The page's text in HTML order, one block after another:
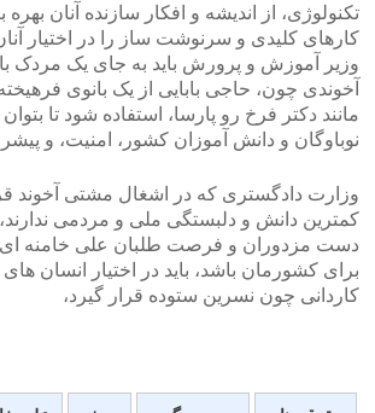
تکنولوژی، از اندیشه و افکار سازنده آنان بهره
کارهای کلیدی و سرنوشت ساز را در اختیار
وزیر آموزش و پرورش باید به جای یک مردک
آخوندی چون، حاجی بابایی از یک بانوی
نوباوگان و دانش آموزان کشور، امنیت، و
وزارت دادگستری که در اشغال مشتی آخوند
کمترین دانش و دلبستگی ملی و مردمی
دست مزدوران و فرصت طلبان علی خامنه ای
برای کشورمان باشد، باید در اختیار انسان
کاردانی چون نسرین ستوده قرار گیرد،